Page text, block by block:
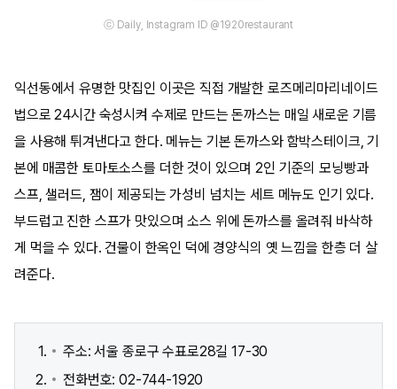
ⓒ Daily, Instagram ID @1920restaurant
익선동에서 유명한 맛집인 이곳은 직접 개발한 로즈메리마리네이드
법으로 24시간 숙성시켜 수제로 만드는 돈까스는 매일 새로운 기름
을 사용해 튀겨낸다고 한다. 메뉴는 기본 돈까스와 함박스테이크, 기
본에 매콤한 토마토소스를 더한 것이 있으며 2인 기준의 모닝빵과
스프, 샐러드, 잼이 제공되는 가성비 넘치는 세트 메뉴도 인기 있다.
부드럽고 진한 스프가 맛있으며 소스 위에 돈까스를 올려줘 바삭하
게 먹을 수 있다. 건물이 한옥인 덕에 경양식의 옛 느낌을 한층 더 살
려준다.
주소: 서울 종로구 수표로28길 17-30
전화번호: 02-744-1920